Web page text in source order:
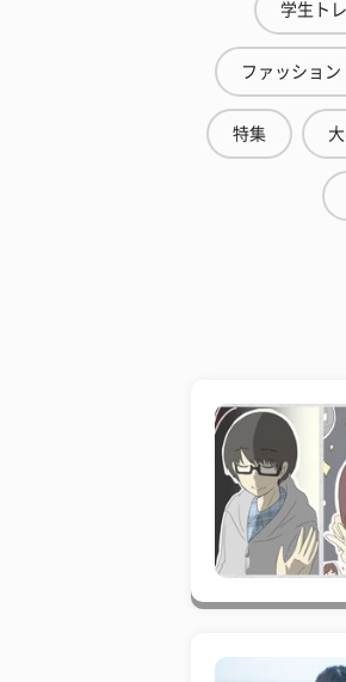
学生ト
ファッション
特集